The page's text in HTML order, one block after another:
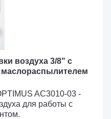
воздуха 3/8" с
AC3010-03 -
для работы с